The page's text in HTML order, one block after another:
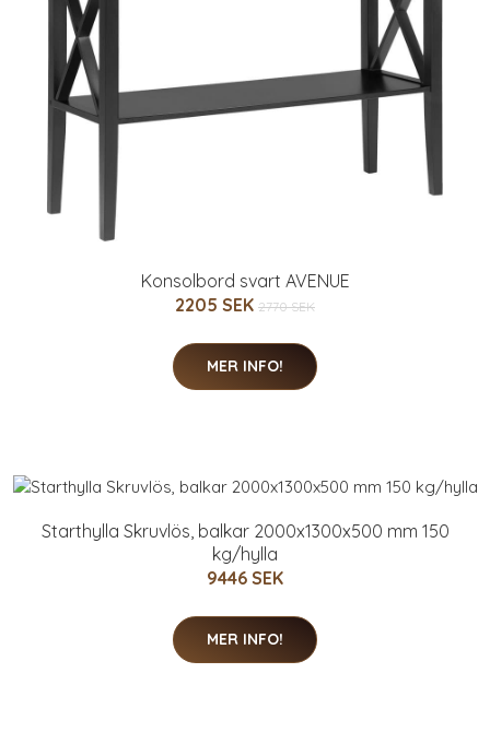
Konsolbord svart AVENUE
2205 SEK 2770 SEK
MER INFO!
Starthylla Skruvlös, balkar 2000x1300x500 mm 150
kg/hylla
9446 SEK
MER INFO!